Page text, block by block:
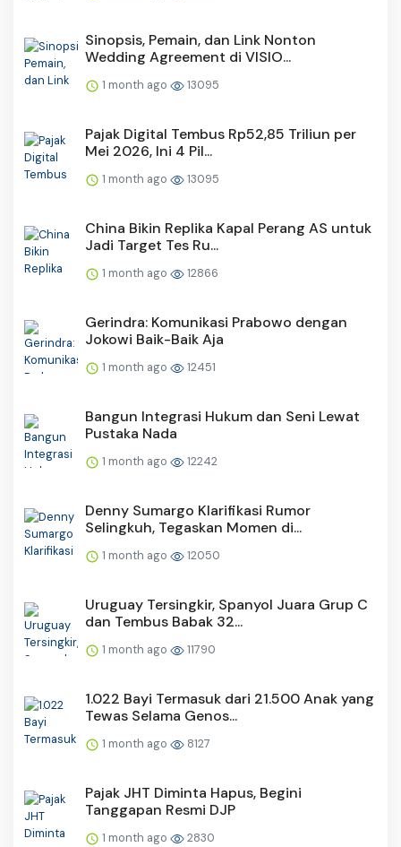
Sinopsis, Pemain, dan Link Nonton
Wedding Agreement di VISIO...
1 month ago 13095
Pajak Digital Tembus Rp52,85 Triliun per
Mei 2026, Ini 4 Pil...
1 month ago 13095
China Bikin Replika Kapal Perang AS untuk
Jadi Target Tes Ru...
1 month ago 12866
Gerindra: Komunikasi Prabowo dengan
Jokowi Baik-Baik Aja
1 month ago 12451
Bangun Integrasi Hukum dan Seni Lewat
Pustaka Nada
1 month ago 12242
Denny Sumargo Klarifikasi Rumor
Selingkuh, Tegaskan Momen di...
1 month ago 12050
Uruguay Tersingkir, Spanyol Juara Grup C
dan Tembus Babak 32...
1 month ago 11790
1.022 Bayi Termasuk dari 21.500 Anak yang
Tewas Selama Genos...
1 month ago 8127
Pajak JHT Diminta Hapus, Begini
Tanggapan Resmi DJP
1 month ago 2830